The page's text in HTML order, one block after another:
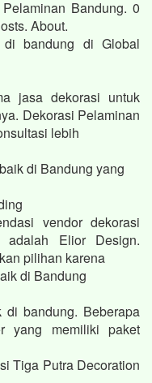
Bandung. 0
About.
di bandung di Global
jasa dekorasi untuk
Dekorasi Pelaminan
lebih
di Bandung yang
vendor dekorasi
adalah Elior Design.
pilihan karena
di Bandung
di bandung. Beberapa
yang memiliki paket
Tiga Putra Decoration